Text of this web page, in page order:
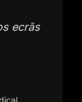
ecrãs